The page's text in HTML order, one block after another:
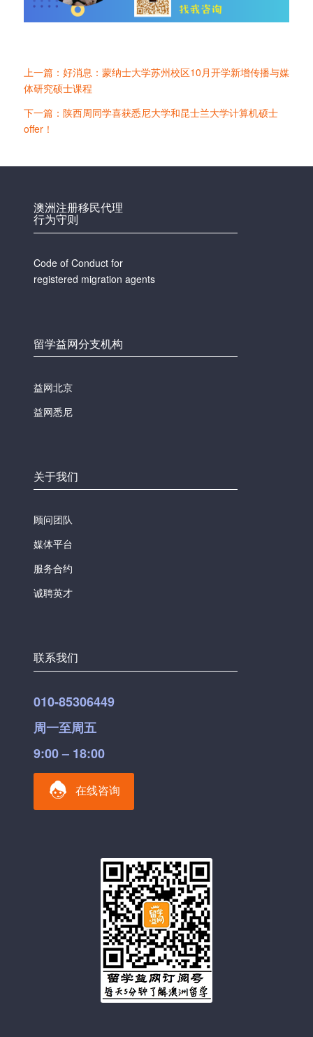
上一篇：好消息：蒙纳士大学苏州校区10月开学新增传播与媒
体研究硕士课程
下一篇：陕西周同学喜获悉尼大学和昆士兰大学计算机硕士
offer！
澳洲注册移民代理
行为守则
Code of Conduct for
registered migration agents
留学益网分支机构
益网北京
益网悉尼
关于我们
顾问团队
媒体平台
服务合约
诚聘英才
联系我们
010-85306449
周一至周五
9:00 – 18:00
在线咨询